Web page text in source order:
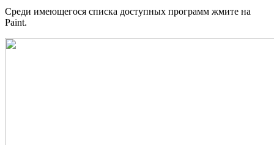
Среди имеющегося списка доступных программ жмите на
Paint.